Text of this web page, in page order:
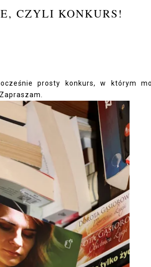
CZYLI KONKURS!
prosty konkurs, w którym